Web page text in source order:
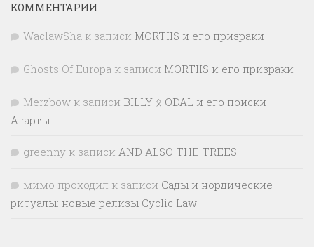
КОММЕНТАРИИ
WaclawSha к записи MORTIIS и его призраки
Ghosts Of Europa к записи MORTIIS и его призраки
Merzbow к записи BILLY ᛟ ODAL и его поиски
Агарты
greenny к записи AND ALSO THE TREES
мимо проходил к записи Сады и нордические
ритуалы: новые релизы Cyclic Law